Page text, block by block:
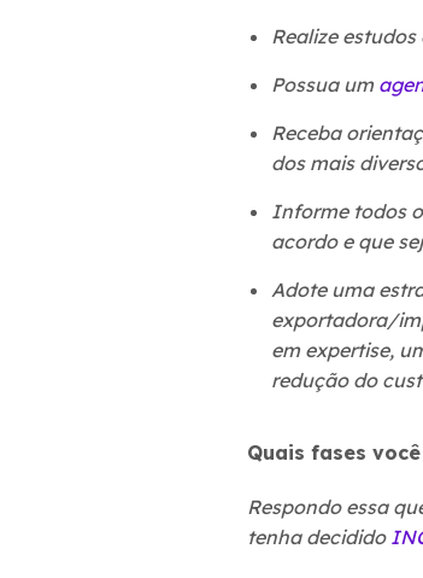
Realize
Possua um
Receba
dos mais
Informe todos
acordo e que
Adote uma
exportadora/
em expertise,
redução do
Quais fases
Respondo essa
tenha decidido